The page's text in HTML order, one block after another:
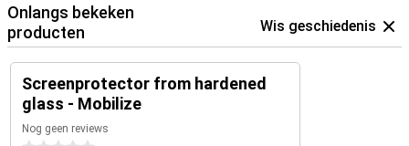
Onlangs bekeken
producten
Wis geschiedenis
Screenprotector from hardened
glass - Mobilize
Nog geen reviews